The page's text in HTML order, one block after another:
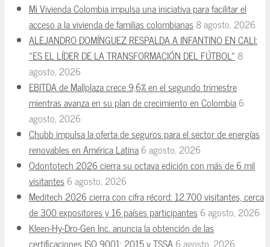
Mi Vivienda Colombia impulsa una iniciativa para facilitar el
acceso a la vivienda de familias colombianas8 agosto, 2026
ALEJANDRO DOMÍNGUEZ RESPALDA A INFANTINO EN CALI:
«ES EL LÍDER DE LA TRANSFORMACIÓN DEL FÚTBOL» 8
agosto, 2026
EBITDA de Mallplaza crece 9,6% en el segundo trimestre
mientras avanza en su plan de crecimiento en Colombia6
agosto, 2026
Chubb impulsa la oferta de seguros para el sector de energías
renovables en América Latina6 agosto, 2026
Odontotech 2026 cierra su octava edición con más de 6 mil
visitantes6 agosto, 2026
Meditech 2026 cierra con cifra récord: 12.700 visitantes, cerca
de 300 expositores y 16 países participantes6 agosto, 2026
Kleen-Hy-Dro-Gen Inc. anuncia la obtención de las
certificaciones ISO 9001: 2015 y TSSA6 agosto, 2026